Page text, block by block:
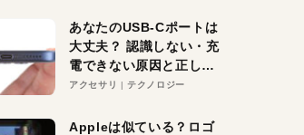
あなたのUSB-Cポートは
大丈夫？ 認識しない・充
電できない原因と正しい
対策
アクセサリ テクノロジー
Appleは似ている？ロゴ